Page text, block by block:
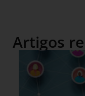
Artigos